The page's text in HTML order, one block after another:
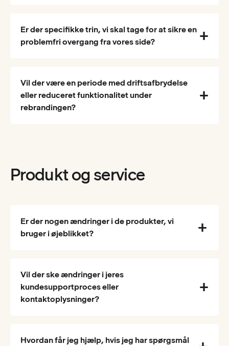
Er der specifikke trin, vi skal tage for at sikre en
problemfri overgang fra vores side?
Vil der være en periode med driftsafbrydelse
eller reduceret funktionalitet under
rebrandingen?
Produkt og service
Er der nogen ændringer i de produkter, vi
bruger i øjeblikket?
Vil der ske ændringer i jeres
kundesupportproces eller
kontaktoplysninger?
Hvordan får jeg hjælp, hvis jeg har spørgsmål